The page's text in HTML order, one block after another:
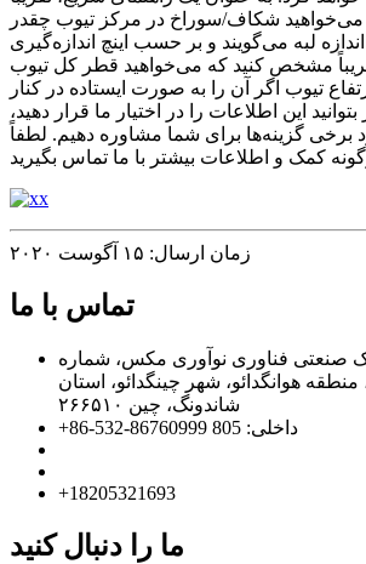
شکاف/سوراخ در مرکز تیوب چقدر
لبه می‌گویند و بر حسب اینچ اندازه‌گیری
مشخص کنید که می‌خواهید قطر کل تیوب
تیوب اگر آن را به صورت ایستاده در کنار
این اطلاعات را در اختیار ما قرار دهید،
برخی گزینه‌ها برای شما مشاوره دهیم. لطفاً
زمان ارسال: ۱۵ آگوست ۲۰۲۰
تماس با ما
۱۳، پارک صنعتی فناوری نوآوری مکس، شماره
منطقه هوانگدائو، شهر چینگدائو، استان
شاندونگ، چین ۲۶۶۵۱۰
‎+18205321693‎
ما را دنبال کنید